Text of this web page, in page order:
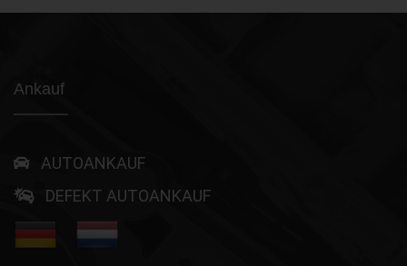
Ankauf
AUTOANKAUF
DEFEKT AUTOANKAUF